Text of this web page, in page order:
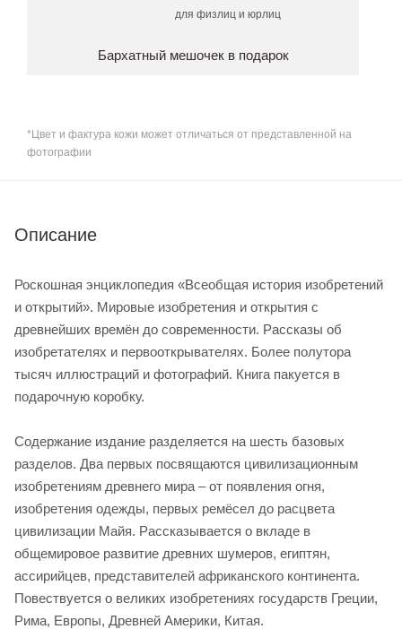
для физлиц и юрлиц
Бархатный мешочек в подарок
*Цвет и фактура кожи может отличаться от представленной на
фотографии
Описание
Роскошная энциклопедия «Всеобщая история изобретений
и открытий». Мировые изобретения и открытия с
древнейших времён до современности. Рассказы об
изобретателях и первооткрывателях. Более полутора
тысяч иллюстраций и фотографий. Книга пакуется в
подарочную коробку.
Содержание издание разделяется на шесть базовых
разделов. Два первых посвящаются цивилизационным
изобретениям древнего мира – от появления огня,
изобретения одежды, первых ремёсел до расцвета
цивилизации Майя. Рассказывается о вкладе в
общемировое развитие древних шумеров, египтян,
ассирийцев, представителей африканского континента.
Повествуется о великих изобретениях государств Греции,
Рима, Европы, Древней Америки, Китая.